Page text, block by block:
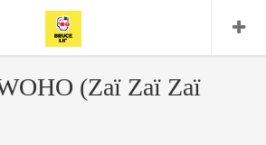
(Zaï Zaï Zaï